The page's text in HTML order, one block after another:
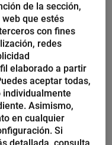
de la sección,
que estés
con fines
redes
elaborado a partir
aceptar todas,
individualmente
Asimismo,
en cualquier
Si